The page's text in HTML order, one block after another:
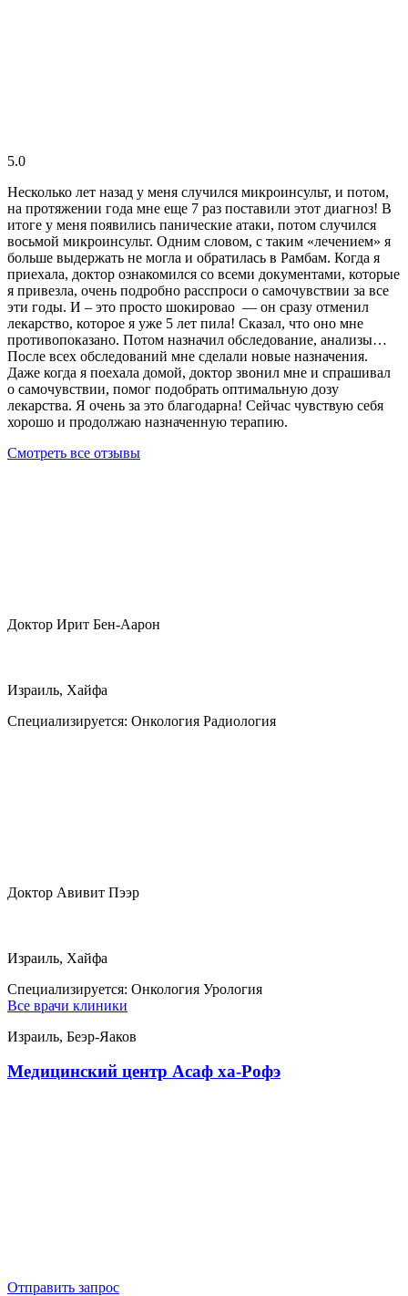
5.0
Несколько лет назад у меня случился микроинсульт, и потом,
на протяжении года мне еще 7 раз поставили этот диагноз! В
итоге у меня появились панические атаки, потом случился
восьмой микроинсульт. Одним словом, с таким «лечением» я
больше выдержать не могла и обратилась в Рамбам. Когда я
приехала, доктор ознакомился со всеми документами, которые
я привезла, очень подробно расспроси о самочувствии за все
эти годы. И – это просто шокировао — он сразу отменил
лекарство, которое я уже 5 лет пила! Сказал, что оно мне
противопоказано. Потом назначил обследование, анализы…
После всех обследований мне сделали новые назначения.
Даже когда я поехала домой, доктор звонил мне и спрашивал
о самочувствии, помог подобрать оптимальную дозу
лекарства. Я очень за это благодарна! Сейчас чувствую себя
хорошо и продолжаю назначенную терапию.
Смотреть все отзывы
Доктор Ирит Бен-Аарон
Израиль, Хайфа
Специализируется: Онкология Радиология
Доктор Авивит Пээр
Израиль, Хайфа
Специализируется: Онкология Урология
Все врачи клиники
Израиль, Беэр-Яаков
Медицинский центр Асаф ха-Рофэ
Отправить запрос